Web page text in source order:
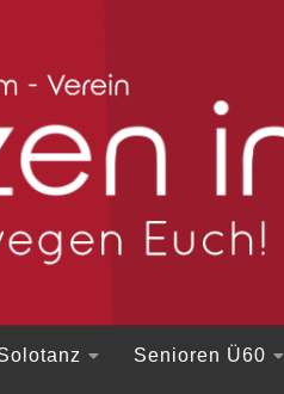
Senioren Ü60